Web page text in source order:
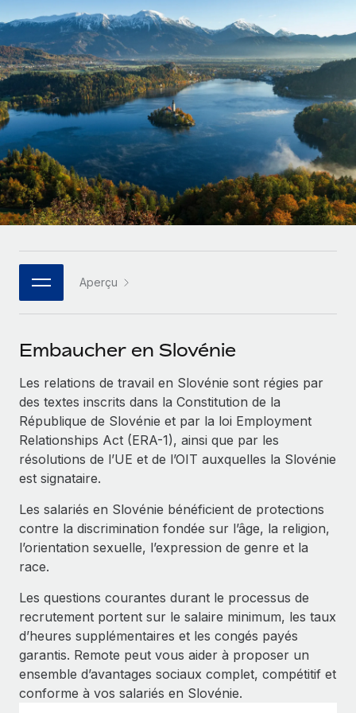
Intégrez et gérez vos freelances partout dans le monde
PEO
Sous-traitez les opérations complexes liées à l’emploi
INFRASTRUCTURE
Intégration Remote
Intégrez vos RH aux flux de travail en toute simplicité
Plateforme
Des fonctions RH clés intégrées pour votre équipe
Connectez n'importe quel outil d’IA à Remote grâce à
notre MCP
Rationalisez vos processus avec des outils essentiels
SERVICES
Demandez aux experts
Recevez des conseils d’experts sur les RH à
l’international et la conformité
Contrôles d’antécédents
Simplifiez vos processus de présélection des
candidats
Gardez un temps d’avance sur les risques en
matière de conformité
Gestion des appareils
Achetez et suivez vos équipements informatiques
dans le monde entier
Comparer Remote
Examinez notre service par rapport aux autres
CROISSANCE
Start-ups
Des solutions agiles et internationales pour les RH et la
paie des entreprises en pleine croissance
Entreprises intermédiaires
Développez vos équipes avec des solutions RH sur
mesure
Entreprise
Les RH à l’international pour les grandes entreprises
Partenaires stratégiques de la tech
Devenir partenaire
Explorez avec nous vos opportunités de partenariat
Remote Build
Bientôt disponible
Conseil en intégrations et automatisations assistées par
ÉTUDES DE CAS
pays
Calculateur de paiement des freelances
Découvrez les devises disponibles et les vitesses de
paiement pour vos freelances internationaux
APPRENDRE AVEC REMOTE
Recherche et guides
Études de cas
Checklists et modèles
Descriptions de postes
Salle de presse
Données sur les salaires et les talents
Centre de ressources
Voir toutes les ressources
Paie multipays
EOR et PEO
Gestion des freelances
Taxes
Nederlands
Français
Deutsch
Español
Italiano
Português (Portugal)
日本語
한국어
Connexion
Aperçu
Embaucher en Slovénie
Les relations de travail en Slovénie sont régies par
des textes inscrits dans la Constitution de la
République de Slovénie et par la loi Employment
Relationships Act (ERA-1), ainsi que par les
résolutions de l’UE et de l’OIT auxquelles la Slovénie
est signataire.
Les salariés en Slovénie bénéficient de protections
contre la discrimination fondée sur l’âge, la religion,
l’orientation sexuelle, l’expression de genre et la
race.
Les questions courantes durant le processus de
recrutement portent sur le salaire minimum, les taux
d’heures supplémentaires et les congés payés
garantis. Remote peut vous aider à proposer un
ensemble d’avantages sociaux complet, compétitif et
conforme à vos salariés en Slovénie.